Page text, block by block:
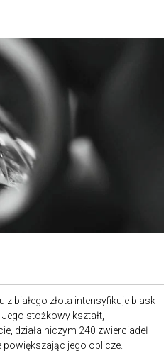
białego złota intensyfikuje blask
stożkowy kształt,
działa niczym 240 zwierciadeł
jego oblicze.